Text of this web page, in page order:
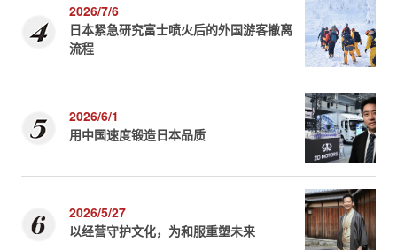
2026/7/6
日本紧急研究富士喷火后的外国游客撤离
流程
2026/6/1
用中国速度锻造日本品质
2026/5/27
以经营守护文化，为和服重塑未来